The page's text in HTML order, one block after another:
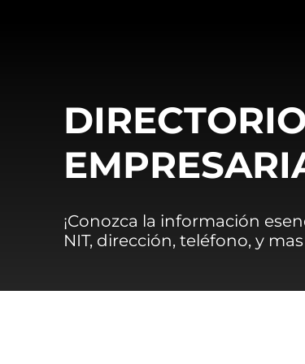
¡Conozca la información
NIT, dirección, teléfono, y